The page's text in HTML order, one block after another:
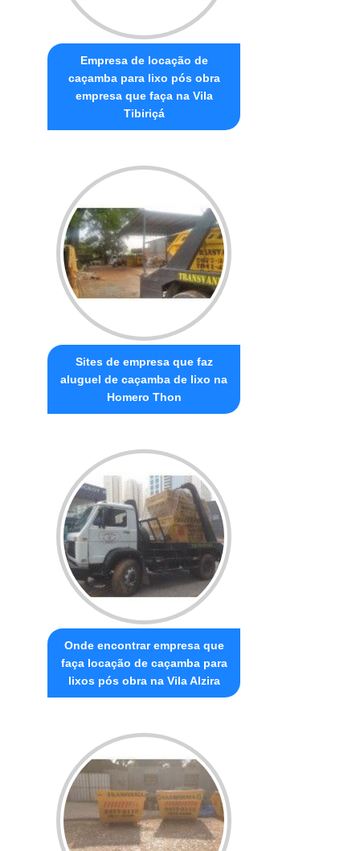
Empresa de locação de
caçamba para lixo pós obra
empresa que faça na Vila
Tibiriçá
Sites de empresa que faz
aluguel de caçamba de lixo na
Homero Thon
Onde encontrar empresa que
faça locação de caçamba para
lixos pós obra na Vila Alzira